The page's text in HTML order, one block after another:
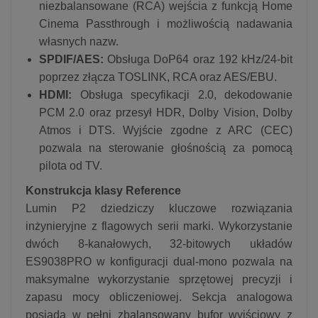
niezbalansowane (RCA) wejścia z funkcją Home
Cinema Passthrough i możliwością nadawania
własnych nazw.
SPDIF/AES: Obsługa DoP64 oraz 192 kHz/24-bit
poprzez złącza TOSLINK, RCA oraz AES/EBU.
HDMI: Obsługa specyfikacji 2.0, dekodowanie
PCM 2.0 oraz przesył HDR, Dolby Vision, Dolby
Atmos i DTS. Wyjście zgodne z ARC (CEC)
pozwala na sterowanie głośnością za pomocą
pilota od TV.
Konstrukcja klasy Reference
Lumin P2 dziedziczy kluczowe rozwiązania
inżynieryjne z flagowych serii marki. Wykorzystanie
dwóch 8-kanałowych, 32-bitowych układów
ES9038PRO w konfiguracji dual-mono pozwala na
maksymalne wykorzystanie sprzętowej precyzji i
zapasu mocy obliczeniowej. Sekcja analogowa
posiada w pełni zbalansowany bufor wyjściowy z